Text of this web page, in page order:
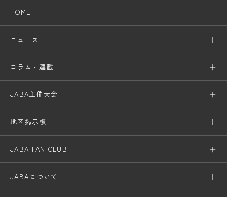
HOME
ニュース
コラム・連載
JABA主催大会
地区掲示板
JABA FAN CLUB
JABAについて